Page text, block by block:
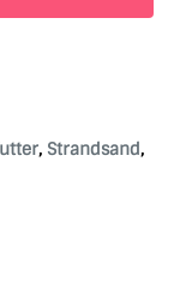
, Strandsand,